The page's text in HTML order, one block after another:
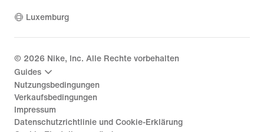
Luxemburg
© 2026 Nike, Inc. Alle Rechte vorbehalten
Guides
Nutzungsbedingungen
Verkaufsbedingungen
Impressum
Datenschutzrichtlinie und Cookie-Erklärung